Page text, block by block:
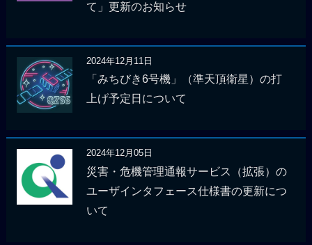
て」更新のお知らせ
2024年12月11日
「みちびき6号機」（準天頂衛星）の打
上げ予定日について
2024年12月05日
災害・危機管理通報サービス（拡張）の
ユーザインタフェース仕様書の更新につ
いて